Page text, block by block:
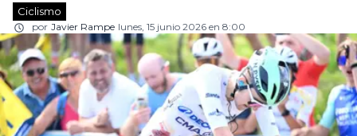
Ciclismo
por Javier Rampe lunes, 15 junio 2026 en 8:00